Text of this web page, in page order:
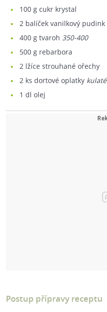
100 g cukr krystal
2 balíček vanilkový pudink
400 g tvaroh 350-400
500 g rebarbora
2 lžíce strouhané ořechy
2 ks dortové oplatky kulaté
1 dl olej
Postup přípravy receptu